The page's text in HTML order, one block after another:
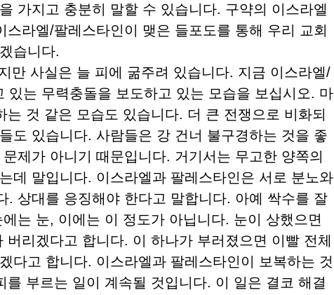
가지고 충분히 말할 수 있습니다. 구약의 이스라엘
스라엘/팔레스타인이 맺은 들포도를 통해 우리 교회
습니다.
만 사실은 늘 피에 굶주려 있습니다. 지금 이스라엘/
있는 무력충돌을 보도하고 있는 모습을 보십시오. 마
는 것 같은 모습도 있습니다. 더 큰 전쟁으로 비화되
도 있습니다. 사람들은 강 건너 불구경하는 것을 좋
제가 아니기 때문입니다. 거기서는 무고한 양쪽의
데 말입니다. 이스라엘과 팔레스타인은 서로 분노와
. 상대를 응징해야 한다고 말합니다. 아예 싹수를 잘
는 눈, 이에는 이 정도가 아닙니다. 눈이 상했으면
버리겠다고 합니다. 이 하나가 부러졌으면 이빨 전체
다고 합니다. 이스라엘과 팔레스타인이 보복하는 것
를 부르는 일이 계속될 것입니다. 이 일은 결코 해결